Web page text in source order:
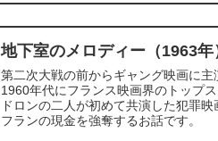
地下室のメロディー（1963年
第二次大戦の前からギャング映画に
1960年代にフランス映画界のトップ
ドロンの二人が初めて共演した犯罪
フランの現金を強奪するお話です。